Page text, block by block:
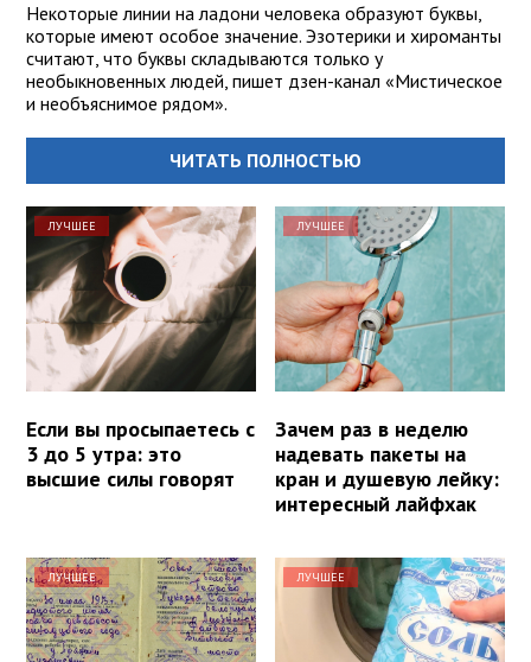
Некоторые линии на ладони человека образуют буквы,
которые имеют особое значение. Эзотерики и хироманты
считают, что буквы складываются только у
необыкновенных людей, пишет дзен-канал «Мистическое
и необъяснимое рядом».
ЧИТАТЬ ПОЛНОСТЬЮ
ЛУЧШЕЕ
Если вы просыпаетесь с
3 до 5 утра: это
высшие силы говорят
ЛУЧШЕЕ
Зачем раз в неделю
надевать пакеты на
кран и душевую лейку:
интересный лайфхак
ЛУЧШЕЕ ЛУЧШЕЕ